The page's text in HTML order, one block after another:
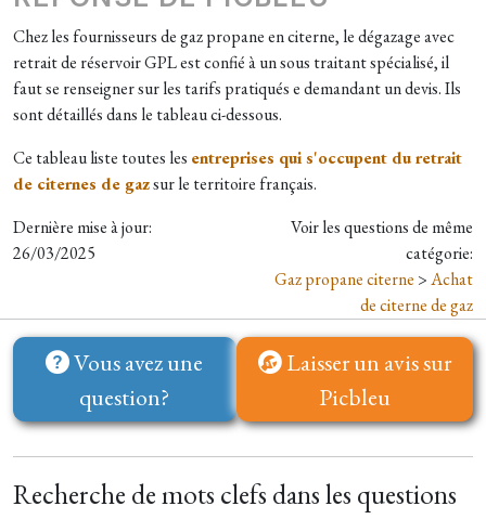
Chez les fournisseurs de gaz propane en citerne, le dégazage avec
retrait de réservoir GPL est confié à un sous traitant spécialisé, il
faut se renseigner sur les tarifs pratiqués e demandant un devis. Ils
sont détaillés dans le tableau ci-dessous.
Ce tableau liste toutes les entreprises qui s'occupent du retrait
de citernes de gazsur le territoire français.
Dernière mise à jour:
26/03/2025
Voir les questions de même
catégorie:
Gaz propane citerne >Achat
de citerne de gaz
Vous avez une
question?
Laisser un avis sur
Picbleu
Recherche de mots clefs dans les questions